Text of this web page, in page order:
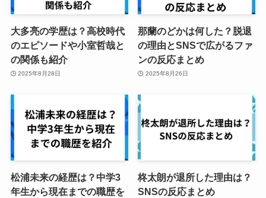
大多亮の学歴は？高校時代
のエピソードや小室哲哉と
の関係も紹介
2025年8月28日
那蘭のどかは何した？脱退
の理由とSNSで広がるファ
ンの反応まとめ
2025年8月26日
松浦未来の経歴は？中学3
年生から現在までの職歴を
柊太朗が退所した理由は？
SNSの反応まとめ